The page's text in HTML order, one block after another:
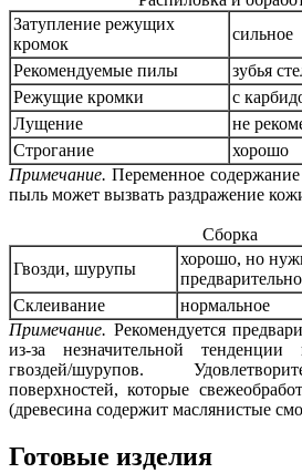
Затупление режущих
кромок
сильное
Рекомендуемые пилы
зубья
Режущие кромки
с
Лущение
не
Строгание
хорошо
Примечание. Переменное
пыль может вызвать раздражение
Сборка
Гвозди, шурупы
хорошо, но
Склеивание
нормальное
Примечание. Рекомендуется
из-за незначительной
гвоздей/шурупов.
поверхностей, которые
(древесина содержит маслянистые
Готовые изделия